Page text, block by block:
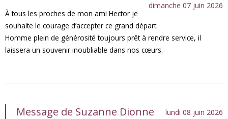
dimanche 07 juin 2026
À tous les proches de mon ami Hector je
souhaite le courage d’accepter ce grand départ.
Homme plein de générosité toujours prêt à rendre service, il
laissera un souvenir inoubliable dans nos cœurs.
Message de Suzanne Dionne lundi 08 juin 2026